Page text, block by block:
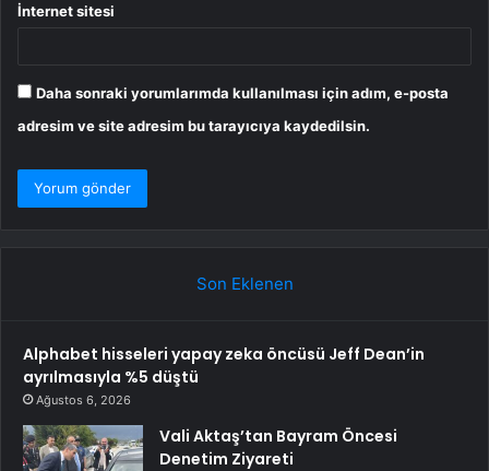
İnternet sitesi
Daha sonraki yorumlarımda kullanılması için adım, e-posta
adresim ve site adresim bu tarayıcıya kaydedilsin.
Son Eklenen
Alphabet hisseleri yapay zeka öncüsü Jeff Dean’in
ayrılmasıyla %5 düştü
Ağustos 6, 2026
Vali Aktaş’tan Bayram Öncesi
Denetim Ziyareti